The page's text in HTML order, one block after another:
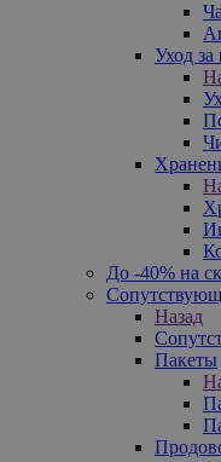
Уход за
До -40% на
Назад
Пакеты